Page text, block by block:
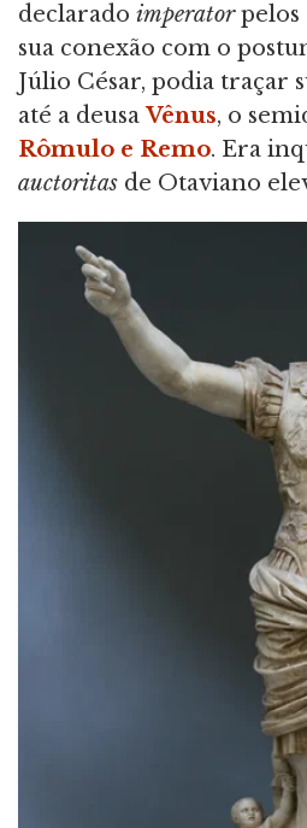
declarado imperatorpelos
sua conexão com o
Júlio César, podia traçar
até a deusaVênus, o
Rômulo e Remo. Era
auctoritas de Otaviano